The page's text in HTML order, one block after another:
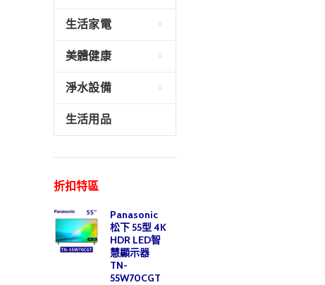
生活家電
美體健康
淨水設備
生活用品
折扣特區
Panasonic
松下 55型 4K
HDR LED智
慧顯示器
TN-
55W70CGT